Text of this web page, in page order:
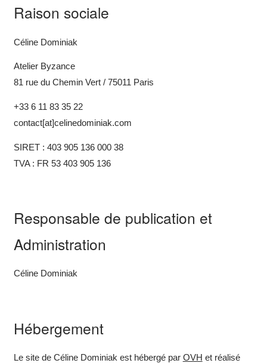
Raison sociale
Céline Dominiak
Atelier Byzance
81 rue du Chemin Vert / 75011 Paris
+33 6 11 83 35 22
contact[at]celinedominiak.com
SIRET : 403 905 136 000 38
TVA : FR 53 403 905 136
Responsable de publication et
Administration
Céline Dominiak
Hébergement
Le site de Céline Dominiak est hébergé par OVH et réalisé